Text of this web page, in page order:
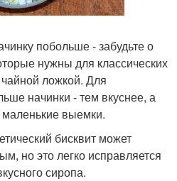
побольше - забудьте о
нужны для классических
чайной ложкой. Для
начинки - тем вкуснее, а
выемки.
бисквит может
но это легко исправляется
сиропа.